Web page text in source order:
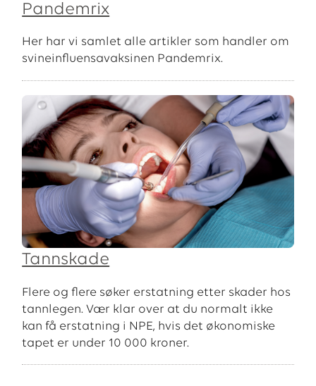
Pandemrix
Her har vi samlet alle artikler som handler om
svineinfluensavaksinen Pandemrix.
Tannskade
Flere og flere søker erstatning etter skader hos
tannlegen. Vær klar over at du normalt ikke
kan få erstatning i NPE, hvis det økonomiske
tapet er under 10 000 kroner.